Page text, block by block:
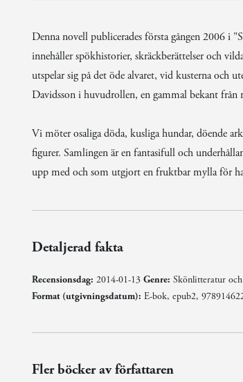
Denna novell publicerades första gången 2006 i
innehåller spökhistorier, skräckberättelser och
utspelar sig på det öde alvaret, vid kusterna och
Davidsson i huvudrollen, en gammal bekant
Vi möter osaliga döda, kusliga hundar, döende
figurer. Samlingen är en fantasifull och
upp med och som utgjort en fruktbar mylla för
Detaljerad fakta
Recensionsdag: 2014-01-13 Genre: Skönlitteratur
Format (utgivningsdatum): E-bok, epub2,
Fler böcker av författaren